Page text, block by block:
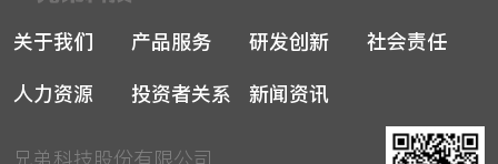
关于我们 产品服务 研发创新
社会责任
人力资源
投资者关系 新闻资讯